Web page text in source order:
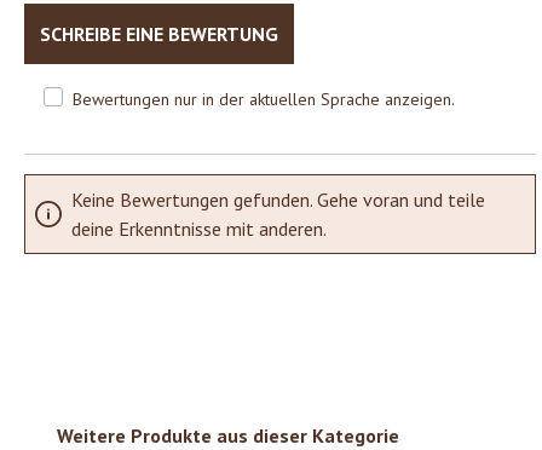
SCHREIBE EINE BEWERTUNG
Bewertungen nur in der aktuellen Sprache anzeigen.
Keine Bewertungen gefunden. Gehe voran und teile
deine Erkenntnisse mit anderen.
Produktgalerie überspringen
Weitere Produkte aus dieser Kategorie